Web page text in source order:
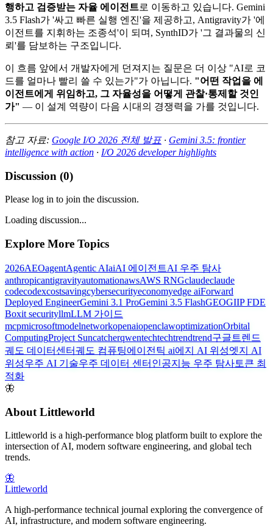
행하고 검증받는 자율 에이전트로 이동하고 있습니다. Gemini
3.5 Flash가 '싸고 빠른 실행 엔진'을 제공하고, Antigravity가 '에
이전트를 지휘하는 조종석'이 되며, SynthID가 '그 결과물의 신
뢰'를 담보하는 구조입니다.
이 흐름 앞에서 개발자에게 던져지는 질문은 더 이상 "AI로 코
드를 얼마나 빨리 쓸 수 있는가"가 아닙니다. "어떤 작업을 에
이전트에게 위임하고, 그 자율성을 어떻게 관찰·통제할 것인
가" — 이 설계 역량이 다음 시대의 경쟁력을 가를 것입니다.
참고 자료: Google I/O 2026 전체 발표· Gemini 3.5: frontier
intelligence with action · I/O 2026 developer highlights
Discussion (0)
Please log in to join the discussion.
Loading discussion...
Explore More Topics
2026AEOagentAgentic AIaiAI 에이전트AI 우주 탐사
anthropicantigravityautomationawsAWS RNGclaudeclaude
codecodexcostsavingcybersecurityeconomyedge aiForward
Deployed EngineerGemini 3.1 ProGemini 3.5 FlashGEOGIIP FDE
Boxit securityllmLLM 가이드
mcpmicrosoftmodelnetworkopenaiopenclawoptimizationOrbital
ComputingProject Suncatcherqwentechtechtrendtrend구글트렌드
궤도 데이터센터궤도 컴퓨팅에이전틱 ai에지 AI 위성엣지 AI
위성우주 AI 기술우주 데이터 센터 인공지능 우주 탐사토큰 최
적화
🦋
About Littleworld
Littleworld is a high-performance blog platform built to explore the
intersection of AI, modern software engineering, and global tech
trends.
🦋
Littleworld
A high-performance technical journal exploring the convergence of
AI, infrastructure, and modern software engineering.